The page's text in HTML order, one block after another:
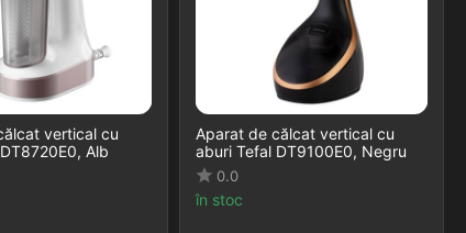
vertical cu
Alb
Aparat de călcat vertical cu
aburi Tefal DT9100E0, Negru
0.0
în stoc